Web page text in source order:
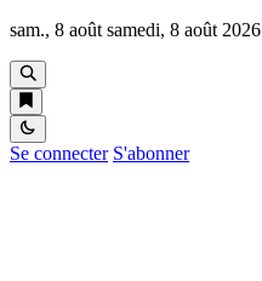
sam., 8 août samedi, 8 août 2026
Se connecter S'abonner